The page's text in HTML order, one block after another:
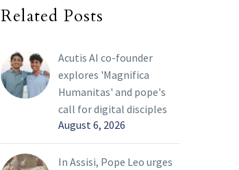
Related Posts
Acutis AI co-founder
explores 'Magnifica
Humanitas' and pope's
call for digital disciples
August 6, 2026
In Assisi, Pope Leo urges